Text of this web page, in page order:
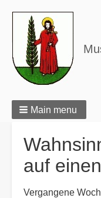
Main menu
auf
Vergangene